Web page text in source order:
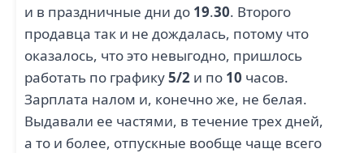
и в праздничные дни до 19.30. Второго
продавца так и не дождалась, потому что
оказалось, что это невыгодно, пришлось
работать по графику5/2 и по 10 часов.
Зарплата налом и, конечно же, не белая.
Выдавали ее частями, в течение трех дней,
а то и более, отпускные вообще чаще всего